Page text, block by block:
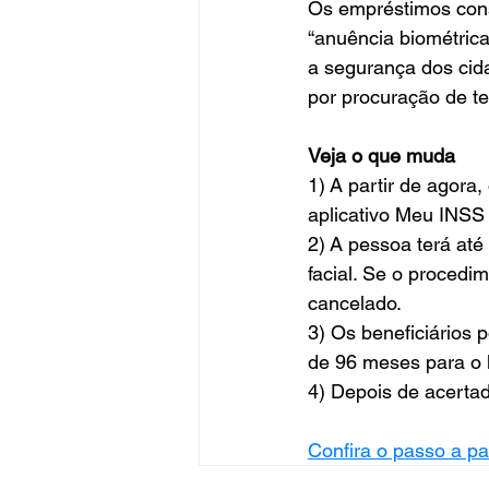
Os empréstimos
“anuência
a segurança dos
por procuração de
Veja o que muda
1) A partir de
aplicativo Meu INSS
2) A pessoa terá
facial. Se o
cancelado.
3) Os beneficiários
de 96 meses para o
4) Depois de
Confira o passo a